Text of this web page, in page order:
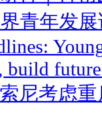
青年发
build
尼考虑